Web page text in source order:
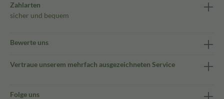
Zahlarten
sicher und bequem
Bewerte uns
Vertraue unserem mehrfach ausgezeichneten Service
Folge uns